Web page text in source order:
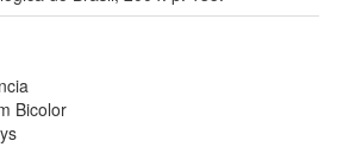
Bicolor